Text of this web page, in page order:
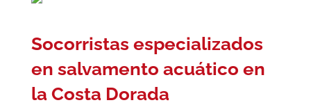
Socorristas especializados
en salvamento acuático en
la Costa Dorada